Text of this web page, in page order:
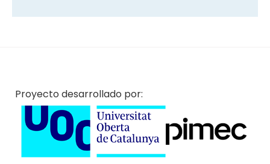
Proyecto desarrollado por: